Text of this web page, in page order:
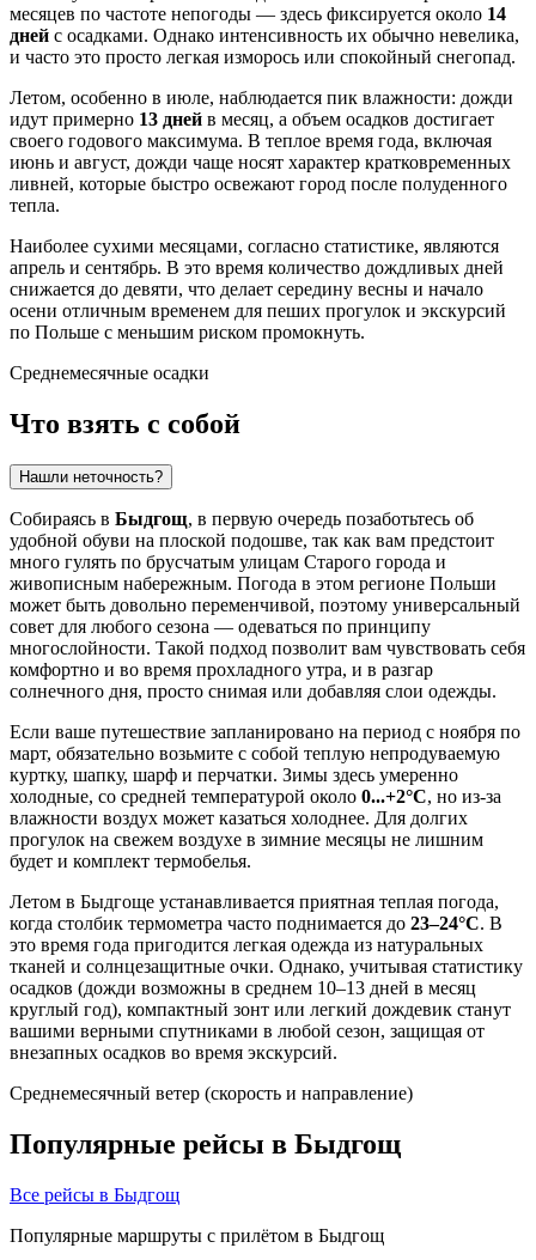
месяцев по частоте непогоды — здесь фиксируется около 14
дней с осадками. Однако интенсивность их обычно невелика,
и часто это просто легкая изморось или спокойный снегопад.
Летом, особенно в июле, наблюдается пик влажности: дожди
идут примерно 13 дней в месяц, а объем осадков достигает
своего годового максимума. В теплое время года, включая
июнь и август, дожди чаще носят характер кратковременных
ливней, которые быстро освежают город после полуденного
тепла.
Наиболее сухими месяцами, согласно статистике, являются
апрель и сентябрь. В это время количество дождливых дней
снижается до девяти, что делает середину весны и начало
осени отличным временем для пеших прогулок и экскурсий
по Польше с меньшим риском промокнуть.
Среднемесячные осадки
Что взять с собой
Нашли неточность?
Собираясь в Быдгощ, в первую очередь позаботьтесь об
удобной обуви на плоской подошве, так как вам предстоит
много гулять по брусчатым улицам Старого города и
живописным набережным. Погода в этом регионе Польши
может быть довольно переменчивой, поэтому универсальный
совет для любого сезона — одеваться по принципу
многослойности. Такой подход позволит вам чувствовать себя
комфортно и во время прохладного утра, и в разгар
солнечного дня, просто снимая или добавляя слои одежды.
Если ваше путешествие запланировано на период с ноября по
март, обязательно возьмите с собой теплую непродуваемую
куртку, шапку, шарф и перчатки. Зимы здесь умеренно
холодные, со средней температурой около 0...+2°C, но из-за
влажности воздух может казаться холоднее. Для долгих
прогулок на свежем воздухе в зимние месяцы не лишним
будет и комплект термобелья.
Летом в Быдгоще устанавливается приятная теплая погода,
когда столбик термометра часто поднимается до 23–24°C. В
это время года пригодится легкая одежда из натуральных
тканей и солнцезащитные очки. Однако, учитывая статистику
осадков (дожди возможны в среднем 10–13 дней в месяц
круглый год), компактный зонт или легкий дождевик станут
вашими верными спутниками в любой сезон, защищая от
внезапных осадков во время экскурсий.
Среднемесячный ветер (скорость и направление)
Популярные рейсы в Быдгощ
Все рейсы в Быдгощ
Популярные маршруты с прилётом в Быдгощ